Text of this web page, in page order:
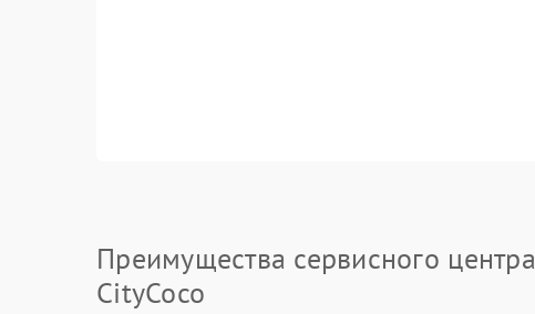
Преимущества сервисного центра
CityCoco